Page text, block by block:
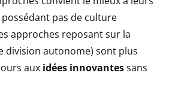
pas de culture
approches reposant sur la
division autonome) sont plus
aux idées innovantessans